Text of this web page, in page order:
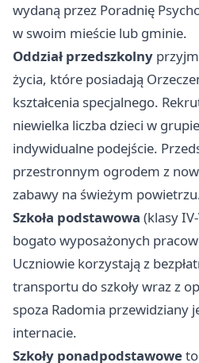
wydaną przez Poradnię
w swoim mieście lub gminie.
Oddział przedszkolny
życia, które posiadają
kształcenia specjalnego.
niewielka liczba dzieci w
indywidualne podejście.
przestronnym ogrodem z
zabawy na świeżym
Szkoła podstawowa (klasy
bogato wyposażonych
Uczniowie korzystają z
transportu do szkoły wraz z
spoza Radomia przewidziany
internacie.
Szkoły ponadpodstawowe